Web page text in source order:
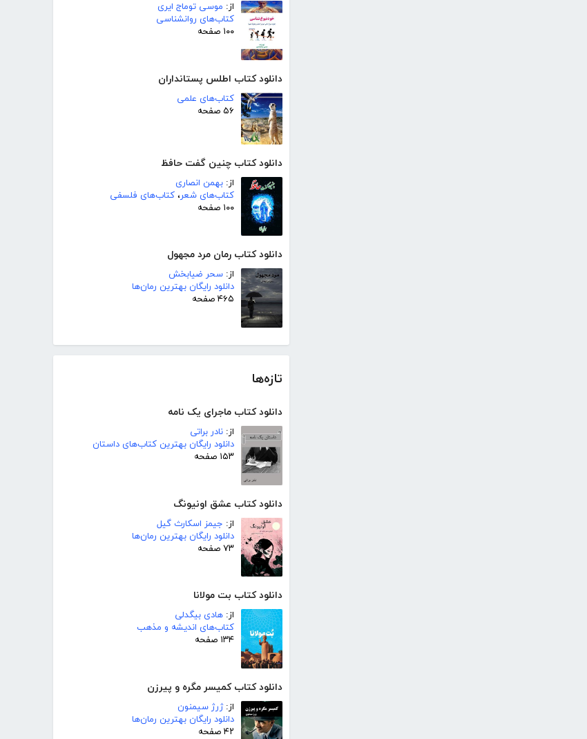
از: موسی توماج ایری
کتاب‌های روانشناسی
۱۰۰ صفحه
دانلود کتاب اطلس پستانداران
کتاب‌های علمی
۵۶ صفحه
دانلود کتاب چنین گفت حافظ
از: بهمن انصاری
کتاب‌های شعر، کتاب‌های فلسفی
۱۰۰ صفحه
دانلود کتاب رمان مرد مجهول
از: سحر ضیابخش
دانلود رایگان بهترین رمان‌ها
۴۶۵ صفحه
تازه‌ها
دانلود کتاب ماجرای یک نامه
از: نادر براتی
دانلود رایگان بهترین کتاب‌های داستان
۱۵۳ صفحه
دانلود کتاب عشق اونیونگ
از: جیمز اسکارث گیل
دانلود رایگان بهترین رمان‌ها
۷۳ صفحه
دانلود کتاب بت مولانا
از: هادی بیگدلی
کتاب‌های اندیشه و مذهب
۱۳۴ صفحه
دانلود کتاب کمیسر مگره و پیرزن
از:ژرژ سیمنون
دانلود رایگان بهترین رمان‌ها
۴۲ صفحه